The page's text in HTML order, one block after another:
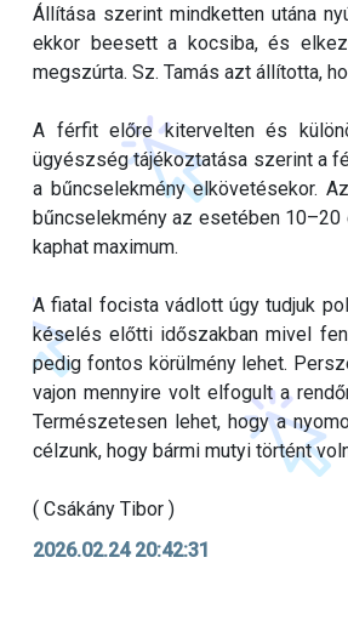
Állítása szerint mindketten utána
ekkor beesett a kocsiba, és
megszúrta. Sz. Tamás azt állította,
A férfit előre kitervelten és
ügyészség tájékoztatása szerint a
a bűncselekmény elkövetésekor.
bűncselekmény az esetében
kaphat maximum.
A fiatal focista vádlott úgy tudjuk
késelés előtti időszakban mivel
pedig fontos körülmény lehet.
vajon mennyire volt elfogult a
Természetesen lehet, hogy a
célzunk, hogy bármi mutyi történt
( Csákány Tibor )
2026.02.24 20:42:31